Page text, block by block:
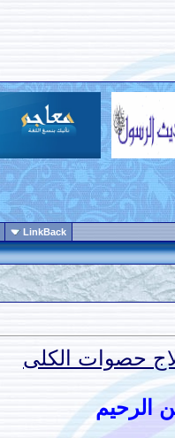
LinkBack
حصوات الكلى
الرحيم